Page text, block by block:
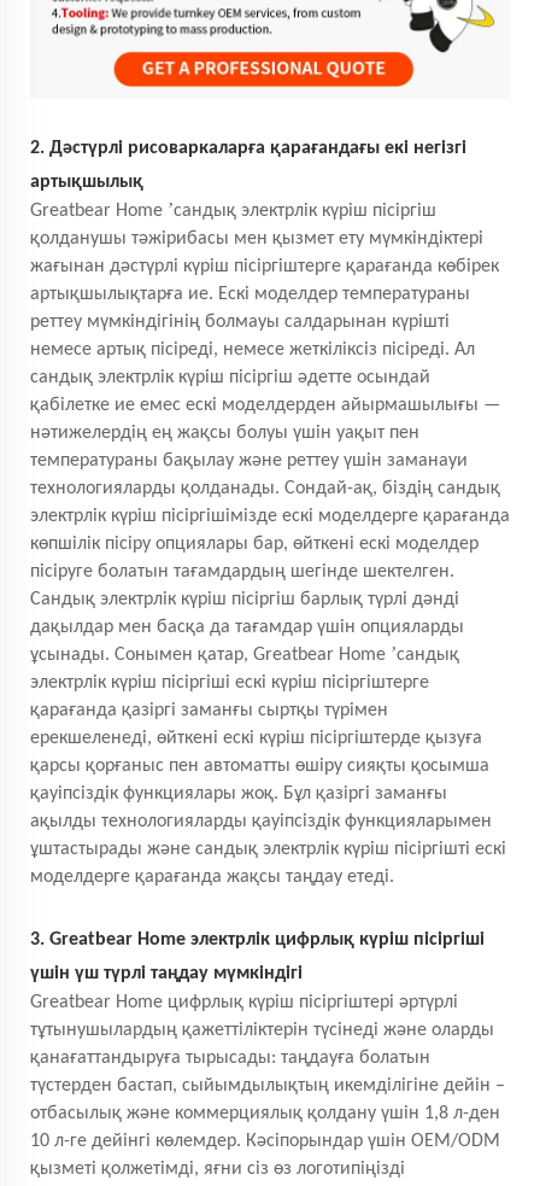
2. Дәстүрлі рисоваркаларға қарағандағы екі негізгі
артықшылық
Greatbear Home ’сандық электрлік күріш пісіргіш
қолданушы тәжірибасы мен қызмет ету мүмкіндіктері
жағынан дәстүрлі күріш пісіргіштерге қарағанда көбірек
артықшылықтарға ие. Ескі моделдер температураны
реттеу мүмкіндігінің болмауы салдарынан күрішті
немесе артық пісіреді, немесе жеткіліксіз пісіреді. Ал
сандық электрлік күріш пісіргіш әдетте осындай
қабілетке ие емес ескі моделдерден айырмашылығы —
нәтижелердің ең жақсы болуы үшін уақыт пен
температураны бақылау және реттеу үшін заманауи
технологияларды қолданады. Сондай-ақ, біздің сандық
электрлік күріш пісіргішімізде ескі моделдерге қарағанда
көпшілік пісіру опциялары бар, өйткені ескі моделдер
пісіруге болатын тағамдардың шегінде шектелген.
Сандық электрлік күріш пісіргіш барлық түрлі дәнді
дақылдар мен басқа да тағамдар үшін опцияларды
ұсынады. Сонымен қатар, Greatbear Home ’сандық
электрлік күріш пісіргіші ескі күріш пісіргіштерге
қарағанда қазіргі заманғы сыртқы түрімен
ерекшеленеді, өйткені ескі күріш пісіргіштерде қызуға
қарсы қорғаныс пен автоматты өшіру сияқты қосымша
қауіпсіздік функциялары жоқ. Бұл қазіргі заманғы
ақылды технологияларды қауіпсіздік функцияларымен
ұштастырады және сандық электрлік күріш пісіргішті ескі
моделдерге қарағанда жақсы таңдау етеді.
3. Greatbear Home электрлік цифрлық күріш пісіргіші
үшін үш түрлі таңдау мүмкіндігі
Greatbear Home цифрлық күріш пісіргіштері әртүрлі
тұтынушылардың қажеттіліктерін түсінеді және оларды
қанағаттандыруға тырысады: таңдауға болатын
түстерден бастап, сыйымдылықтың икемділігіне дейін –
отбасылық және коммерциялық қолдану үшін 1,8 л-ден
10 л-ге дейінгі көлемдер. Кәсіпорындар үшін OEM/ODM
қызметі қолжетімді, яғни сіз өз логотипіңізді